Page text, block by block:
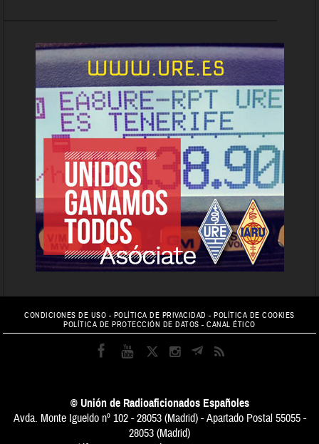
CONDICIONES DE USO - POLÍTICA DE PRIVACIDAD -POLÍTICA DE COOKIES
POLÍTICA DE PROTECCIÓN DE DATOS -CANAL ÉTICO
© Unión de Radioaficionados Españoles
Avda. Monte Igueldo nº 102 - 28053 (Madrid) - Apartado Postal 55055 -
28053 (Madrid)